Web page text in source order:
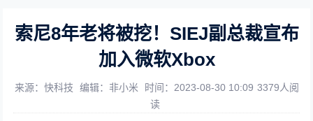
索尼8年老将被挖！SIEJ副总裁宣布
加入微软Xbox
来源：快科技 编辑：非小米 时间：2023-08-30 10:09 3379人阅
读